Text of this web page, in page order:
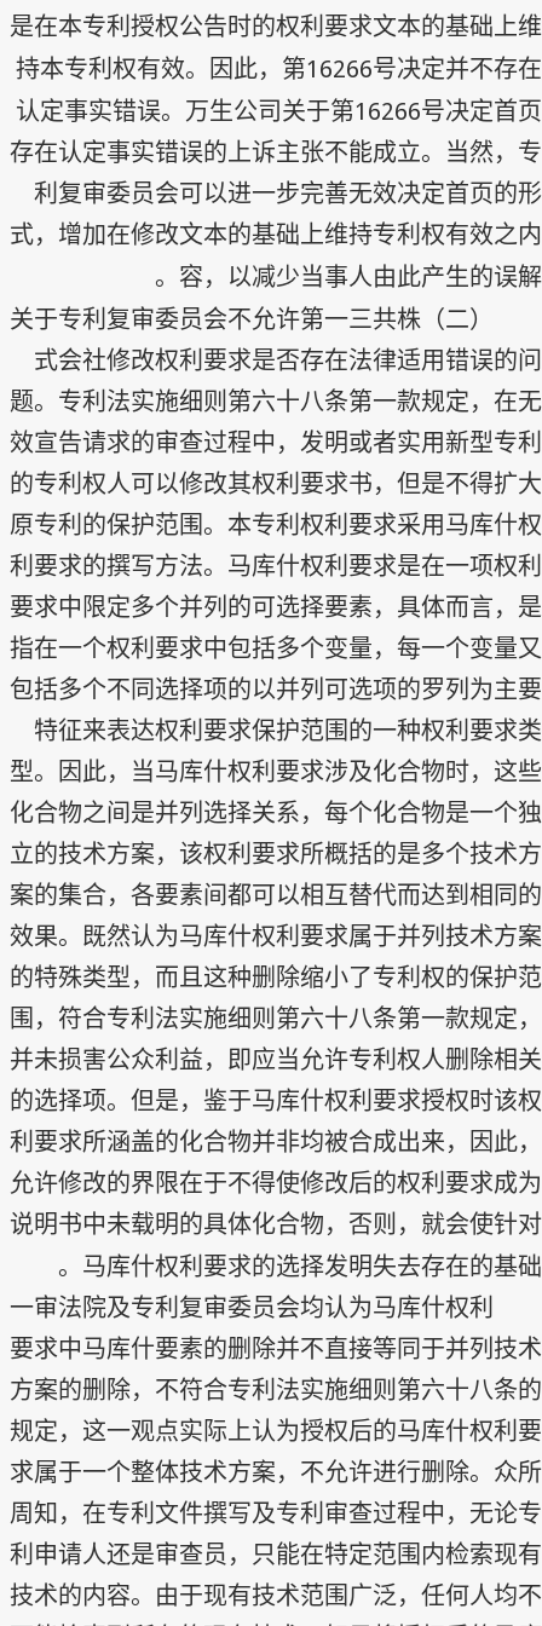
是在本专利授权公告时的权利要求文本的基础上维
持本专利权有效。因此，第16266号决定并不存在
认定事实错误。万生公司关于第16266号决定首页
存在认定事实错误的上诉主张不能成立。当然，专
利复审委员会可以进一步完善无效决定首页的形
式，增加在修改文本的基础上维持专利权有效之内
容，以减少当事人由此产生的误解。
（二）关于专利复审委员会不允许第一三共株
式会社修改权利要求是否存在法律适用错误的问
题。专利法实施细则第六十八条第一款规定，在无
效宣告请求的审查过程中，发明或者实用新型专利
的专利权人可以修改其权利要求书，但是不得扩大
原专利的保护范围。本专利权利要求采用马库什权
利要求的撰写方法。马库什权利要求是在一项权利
要求中限定多个并列的可选择要素，具体而言，是
指在一个权利要求中包括多个变量，每一个变量又
包括多个不同选择项的以并列可选项的罗列为主要
特征来表达权利要求保护范围的一种权利要求类
型。因此，当马库什权利要求涉及化合物时，这些
化合物之间是并列选择关系，每个化合物是一个独
立的技术方案，该权利要求所概括的是多个技术方
案的集合，各要素间都可以相互替代而达到相同的
效果。既然认为马库什权利要求属于并列技术方案
的特殊类型，而且这种删除缩小了专利权的保护范
围，符合专利法实施细则第六十八条第一款规定，
并未损害公众利益，即应当允许专利权人删除相关
的选择项。但是，鉴于马库什权利要求授权时该权
利要求所涵盖的化合物并非均被合成出来，因此，
允许修改的界限在于不得使修改后的权利要求成为
说明书中未载明的具体化合物，否则，就会使针对
马库什权利要求的选择发明失去存在的基础。
一审法院及专利复审委员会均认为马库什权利
要求中马库什要素的删除并不直接等同于并列技术
方案的删除，不符合专利法实施细则第六十八条的
规定，这一观点实际上认为授权后的马库什权利要
求属于一个整体技术方案，不允许进行删除。众所
周知，在专利文件撰写及专利审查过程中，无论专
利申请人还是审查员，只能在特定范围内检索现有
技术的内容。由于现有技术范围广泛，任何人均不